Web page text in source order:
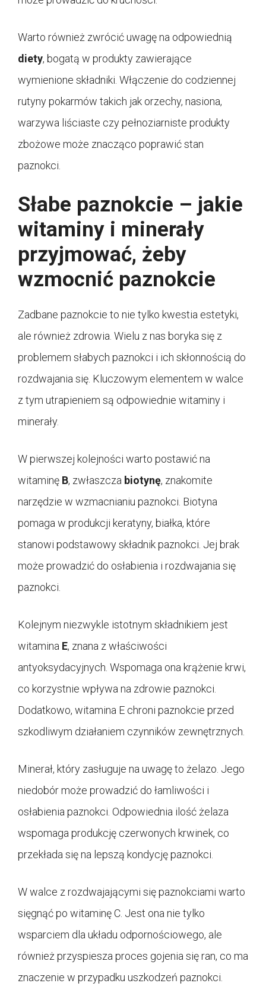
Warto również zwrócić uwagę na odpowiednią
diety, bogatą w produkty zawierające
wymienione składniki. Włączenie do codziennej
rutyny pokarmów takich jak orzechy, nasiona,
warzywa liściaste czy pełnoziarniste produkty
zbożowe może znacząco poprawić stan
paznokci.
Słabe paznokcie – jakie
witaminy i minerały
przyjmować, żeby
wzmocnić paznokcie
Zadbane paznokcie to nie tylko kwestia estetyki,
ale również zdrowia. Wielu z nas boryka się z
problemem słabych paznokci i ich skłonnością do
rozdwajania się. Kluczowym elementem w walce
z tym utrapieniem są odpowiednie witaminy i
minerały.
W pierwszej kolejności warto postawić na
witaminę B, zwłaszcza biotynę, znakomite
narzędzie w wzmacnianiu paznokci. Biotyna
pomaga w produkcji keratyny, białka, które
stanowi podstawowy składnik paznokci. Jej brak
może prowadzić do osłabienia i rozdwajania się
paznokci.
Kolejnym niezwykle istotnym składnikiem jest
witamina E, znana z właściwości
antyoksydacyjnych. Wspomaga ona krążenie krwi,
co korzystnie wpływa na zdrowie paznokci.
Dodatkowo, witamina E chroni paznokcie przed
szkodliwym działaniem czynników zewnętrznych.
Minerał, który zasługuje na uwagę to żelazo. Jego
niedobór może prowadzić do łamliwości i
osłabienia paznokci. Odpowiednia ilość żelaza
wspomaga produkcję czerwonych krwinek, co
przekłada się na lepszą kondycję paznokci.
W walce z rozdwajającymi się paznokciami warto
sięgnąć po witaminę C. Jest ona nie tylko
wsparciem dla układu odpornościowego, ale
również przyspiesza proces gojenia się ran, co ma
znaczenie w przypadku uszkodzeń paznokci.